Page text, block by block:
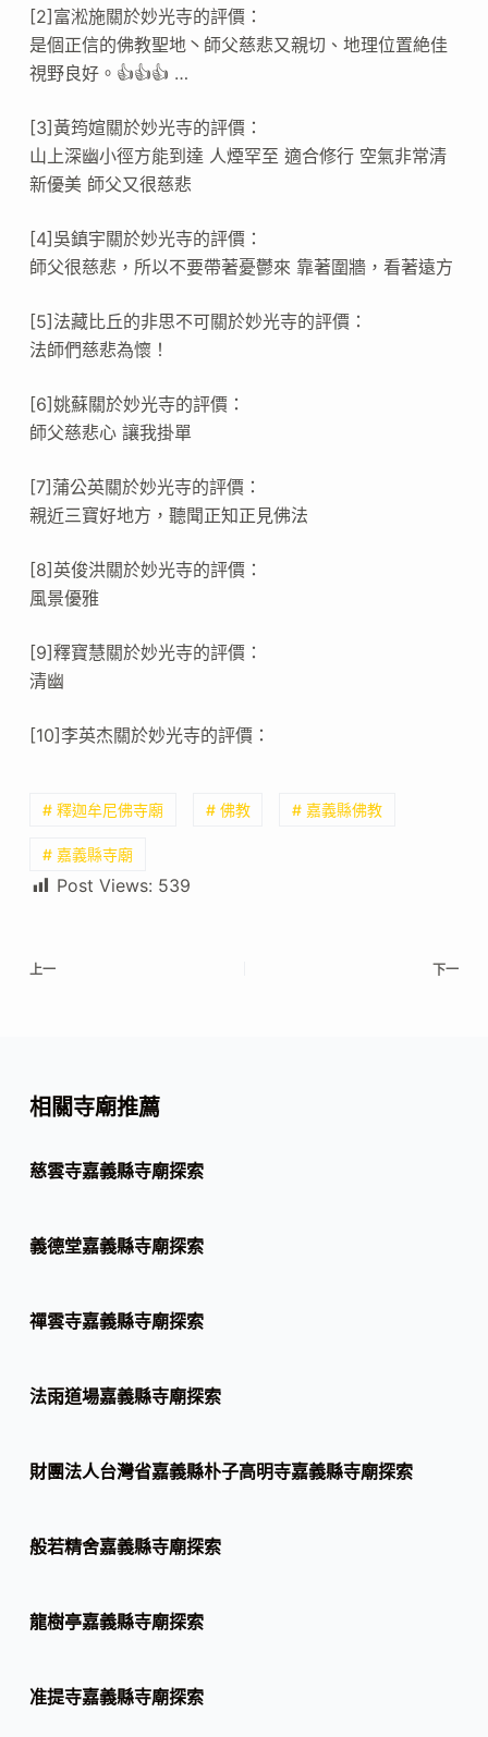
[2]富淞施關於妙光寺的評價：
是個正信的佛教聖地丶師父慈悲又親切、地理位置絶佳
視野良好。👍👍👍 …
[3]黃筠媗關於妙光寺的評價：
山上深幽小徑方能到達 人煙罕至 適合修行 空氣非常清
新優美 師父又很慈悲
[4]吳鎮宇關於妙光寺的評價：
師父很慈悲，所以不要帶著憂鬱來 靠著圍牆，看著遠方
[5]法藏比丘的非思不可關於妙光寺的評價：
法師們慈悲為懷！
[6]姚蘇關於妙光寺的評價：
師父慈悲心 讓我掛單
[7]蒲公英關於妙光寺的評價：
親近三寶好地方，聽聞正知正見佛法
[8]英俊洪關於妙光寺的評價：
風景優雅
[9]釋寶慧關於妙光寺的評價：
清幽
[10]李英杰關於妙光寺的評價：
# 釋迦牟尼佛寺廟 # 佛教 # 嘉義縣佛教
# 嘉義縣寺廟
Post Views: 539
上一 下一
相關寺廟推薦
慈雲寺嘉義縣寺廟探索
義德堂嘉義縣寺廟探索
禪雲寺嘉義縣寺廟探索
法雨道場嘉義縣寺廟探索
財團法人台灣省嘉義縣朴子高明寺嘉義縣寺廟探索
般若精舍嘉義縣寺廟探索
龍樹亭嘉義縣寺廟探索
准提寺嘉義縣寺廟探索